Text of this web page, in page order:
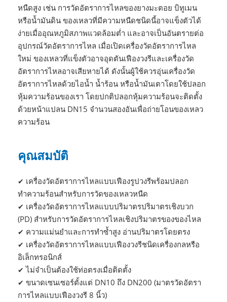
หนืดสูง เช่น การวัดอัตราการไหลของยางมะตอย บิทูเมน
หรือน้ำมันดิน ของเหลวที่มีความหนืดชนิดนี้อาจแข็งตัวได้
ง่ายเมื่ออุณหภูมิสภาพแวดล้อมต่ำ และอาจเป็นอันตรายต่อ
อุปกรณ์วัดอัตราการไหล เมื่อเปิดเครื่องวัดอัตราการไหล
ใหม่ ของเหลวที่แข็งตัวอาจอุดตันเฟืองวงรีและเครื่องวัด
อัตราการไหลอาจเสียหายได้ ดังนั้นผู้ใช้ควรอุ่นเครื่องวัด
อัตราการไหลด้วยไอน้ำ น้ำร้อน หรือน้ำมันเตาโดยใช้ปลอก
หุ้มความร้อนของเรา โดยปกติปลอกหุ้มความร้อนจะติดตั้ง
ด้วยหน้าแปลน DN15 จำนวนสองอันเพื่อถ่ายโอนของเหลว
ความร้อน
คุณสมบัติ
✔ เครื่องวัดอัตราการไหลแบบเฟืองรูปวงรีพร้อมปลอก
ทำความร้อนสำหรับการวัดของเหลวหนืด
✔ เครื่องวัดอัตราการไหลแบบปริมาตรปริมาตรเชิงบวก
(PD) สำหรับการวัดอัตราการไหลเชิงปริมาตรของของไหล
✔ ความแม่นยำและการทำซ้ำสูง อ่านปริมาตรโดยตรง
✔ เครื่องวัดอัตราการไหลแบบเฟืองวงรีชนิดเครื่องกลหรือ
อิเล็กทรอนิกส์
✔ ไม่จำเป็นต้องใช้ท่อตรงเมื่อติดตั้ง
✔ ขนาดเซนเซอร์ตั้งแต่ DN10 ถึง DN200 (มาตรวัดอัตรา
การไหลแบบเฟืองวงรี 8 นิ้ว)